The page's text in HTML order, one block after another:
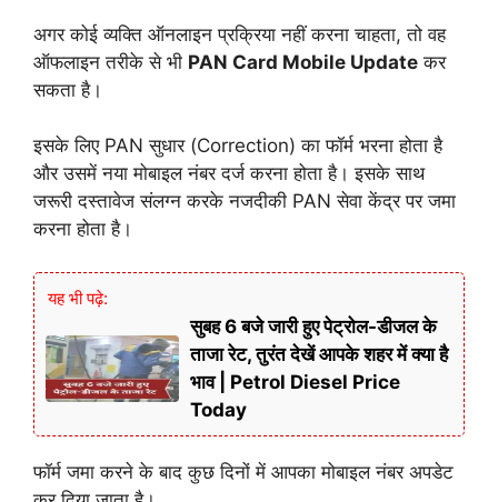
अगरकोईव्यक्ति ऑनलाइनप्रक्रियानहींकरनाचाहता,तोवह
ऑफलाइनतरीकेसे भी PAN Card Mobile Update कर
सकताहै।
इसकेलिए PANसुधार (Correction)काफॉर्म भरनाहोताहै
औरउसमेंनयामोबाइलनंबरदर्जकरनाहोताहै।इसकेसाथ
जरूरीदस्तावेजसंलग्नकरकेनजदीकी PANसेवाकेंद्रपरजमा
करनाहोताहै।
यह भी पढ़े:
सुबह 6 बजे जारी हुए पेट्रोल-डीजल के
ताजा रेट, तुरंत देखें आपके शहर में क्या है
भाव | Petrol Diesel Price
Today
फॉर्मजमाकरनेकेबादकुछदिनोंमें आपकामोबाइलनंबर अपडेट